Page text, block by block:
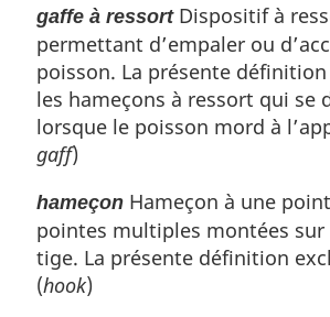
e
p
a
g
e
gaffe à ressortDispositif à
permettant d’empaler ou
poisson. La présente
les hameçons à ressort qui se
lorsque le poisson mord à
gaff)
hameçon Hameçon à une
pointes multiples montées sur
tige. La présente définition
(hook)